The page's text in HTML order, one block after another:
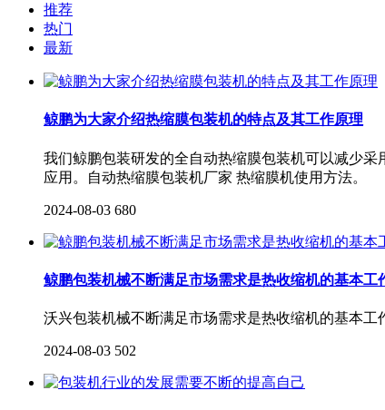
推荐
热门
最新
鲸鹏为大家介绍热缩膜包装机的特点及其工作原理
我们鲸鹏包装研发的全自动热缩膜包装机可以减少
应用。自动热缩膜包装机厂家 热缩膜机使用方法。
2024-08-03 680
鲸鹏包装机械不断满足市场需求是热收缩机的基本
沃兴包装机械不断满足市场需求是热收缩机的基本
2024-08-03 502